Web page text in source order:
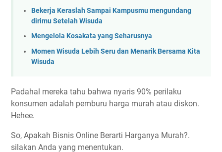
Bekerja Keraslah Sampai Kampusmu mengundang
dirimu Setelah Wisuda
Mengelola Kosakata yang Seharusnya
Momen Wisuda Lebih Seru dan Menarik Bersama Kita
Wisuda
Padahal mereka tahu bahwa nyaris 90% perilaku
konsumen adalah pemburu harga murah atau diskon.
Hehee.
So, Apakah Bisnis Online Berarti Harganya Murah?.
silakan Anda yang menentukan.